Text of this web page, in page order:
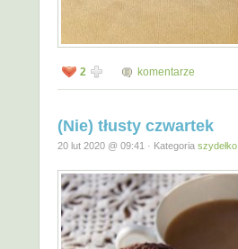
2 komentarze
(Nie) tłusty czwartek
20 lut 2020 @ 09:41 · Kategoria szydełko